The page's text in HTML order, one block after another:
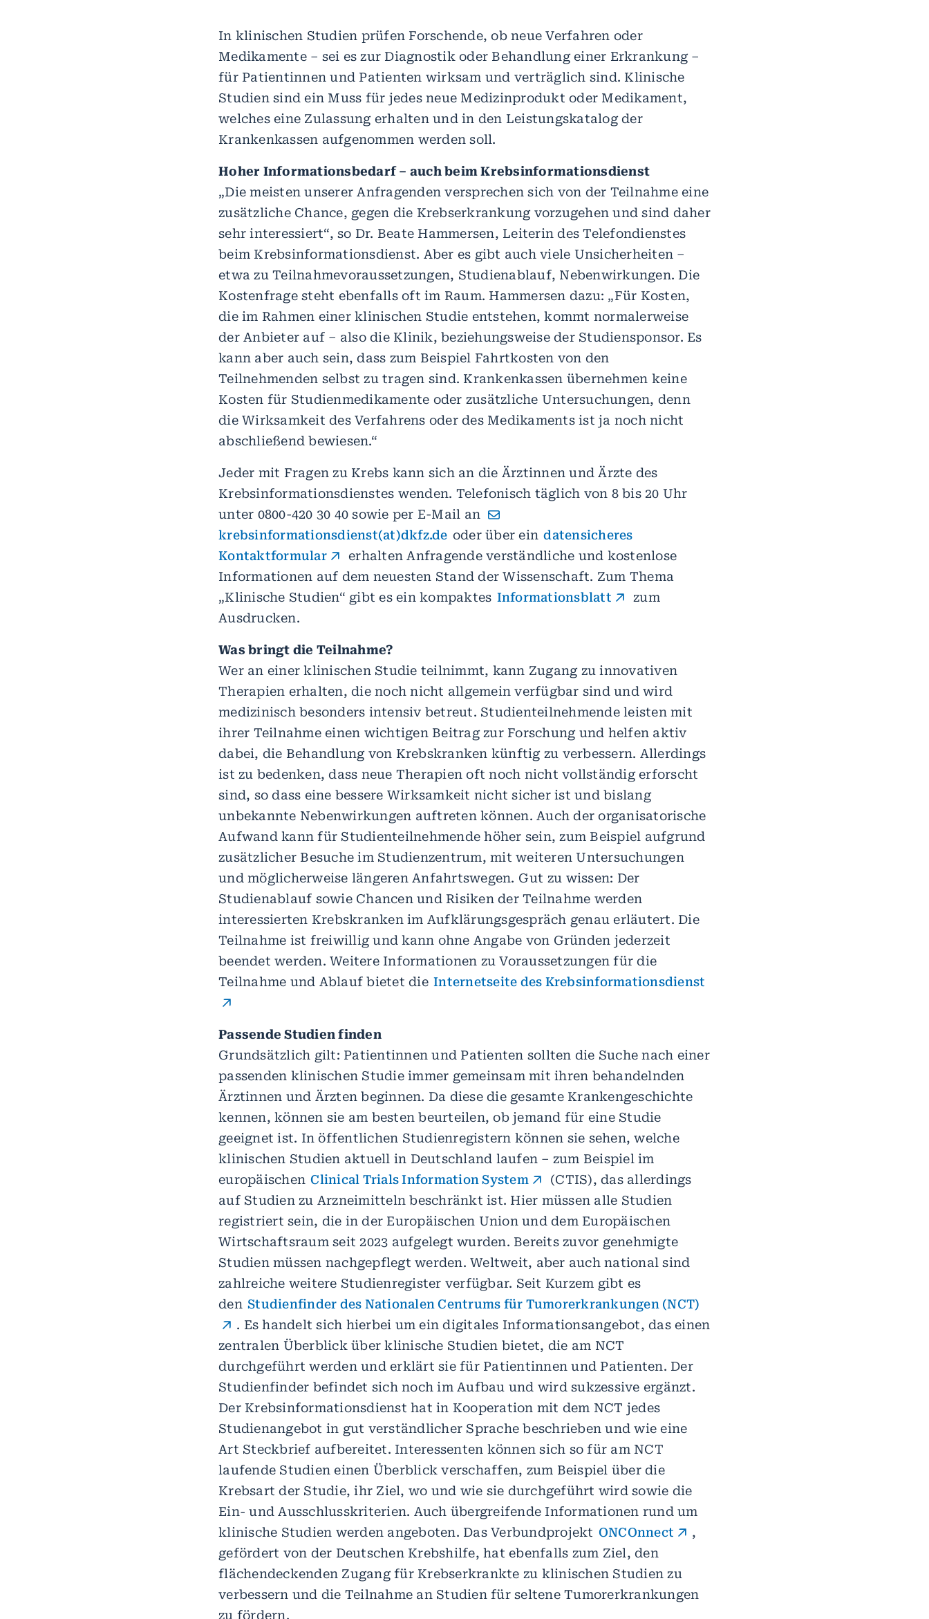
In klinischen Studien prüfen Forschende, ob neue Verfahren oder
Medikamente – sei es zur Diagnostik oder Behandlung einer Erkrankung –
für Patientinnen und Patienten wirksam und verträglich sind. Klinische
Studien sind ein Muss für jedes neue Medizinprodukt oder Medikament,
welches eine Zulassung erhalten und in den Leistungskatalog der
Krankenkassen aufgenommen werden soll.
Hoher Informationsbedarf – auch beim Krebsinformationsdienst
„Die meisten unserer Anfragenden versprechen sich von der Teilnahme eine
zusätzliche Chance, gegen die Krebserkrankung vorzugehen und sind daher
sehr interessiert“, so Dr. Beate Hammersen, Leiterin des Telefondienstes
beim Krebsinformationsdienst. Aber es gibt auch viele Unsicherheiten –
etwa zu Teilnahmevoraussetzungen, Studienablauf, Nebenwirkungen. Die
Kostenfrage steht ebenfalls oft im Raum. Hammersen dazu: „Für Kosten,
die im Rahmen einer klinischen Studie entstehen, kommt normalerweise
der Anbieter auf – also die Klinik, beziehungsweise der Studiensponsor. Es
kann aber auch sein, dass zum Beispiel Fahrtkosten von den
Teilnehmenden selbst zu tragen sind. Krankenkassen übernehmen keine
Kosten für Studienmedikamente oder zusätzliche Untersuchungen, denn
die Wirksamkeit des Verfahrens oder des Medikaments ist ja noch nicht
abschließend bewiesen.“
Jeder mit Fragen zu Krebs kann sich an die Ärztinnen und Ärzte des
Krebsinformationsdienstes wenden. Telefonisch täglich von 8 bis 20 Uhr
unter 0800-420 30 40 sowie per E-Mail an
krebsinformationsdienst(at)dkfz.de oder über ein datensicheres
Kontaktformular
erhalten Anfragende verständliche und kostenlose
Informationen auf dem neuesten Stand der Wissenschaft. Zum Thema
„Klinische Studien“ gibt es ein kompaktes Informationsblatt
zum
Ausdrucken.
Was bringt die Teilnahme?
Wer an einer klinischen Studie teilnimmt, kann Zugang zu innovativen
Therapien erhalten, die noch nicht allgemein verfügbar sind und wird
medizinisch besonders intensiv betreut. Studienteilnehmende leisten mit
ihrer Teilnahme einen wichtigen Beitrag zur Forschung und helfen aktiv
dabei, die Behandlung von Krebskranken künftig zu verbessern. Allerdings
ist zu bedenken, dass neue Therapien oft noch nicht vollständig erforscht
sind, so dass eine bessere Wirksamkeit nicht sicher ist und bislang
unbekannte Nebenwirkungen auftreten können. Auch der organisatorische
Aufwand kann für Studienteilnehmende höher sein, zum Beispiel aufgrund
zusätzlicher Besuche im Studienzentrum, mit weiteren Untersuchungen
und möglicherweise längeren Anfahrtswegen. Gut zu wissen: Der
Studienablauf sowie Chancen und Risiken der Teilnahme werden
interessierten Krebskranken im Aufklärungsgespräch genau erläutert. Die
Teilnahme ist freiwillig und kann ohne Angabe von Gründen jederzeit
beendet werden. Weitere Informationen zu Voraussetzungen für die
Teilnahme und Ablauf bietet die Internetseite des Krebsinformationsdienst
Passende Studien finden
Grundsätzlich gilt: Patientinnen und Patienten sollten die Suche nach einer
passenden klinischen Studie immer gemeinsam mit ihren behandelnden
Ärztinnen und Ärzten beginnen. Da diese die gesamte Krankengeschichte
kennen, können sie am besten beurteilen, ob jemand für eine Studie
geeignet ist. In öffentlichen Studienregistern können sie sehen, welche
klinischen Studien aktuell in Deutschland laufen – zum Beispiel im
europäischen Clinical Trials Information System
(CTIS), das allerdings
auf Studien zu Arzneimitteln beschränkt ist. Hier müssen alle Studien
registriert sein, die in der Europäischen Union und dem Europäischen
Wirtschaftsraum seit 2023 aufgelegt wurden. Bereits zuvor genehmigte
Studien müssen nachgepflegt werden. Weltweit, aber auch national sind
zahlreiche weitere Studienregister verfügbar. Seit Kurzem gibt es
den Studienfinder des Nationalen Centrums für Tumorerkrankungen (NCT)
. Es handelt sich hierbei um ein digitales Informationsangebot, das einen
zentralen Überblick über klinische Studien bietet, die am NCT
durchgeführt werden und erklärt sie für Patientinnen und Patienten. Der
Studienfinder befindet sich noch im Aufbau und wird sukzessive ergänzt.
Der Krebsinformationsdienst hat in Kooperation mit dem NCT jedes
Studienangebot in gut verständlicher Sprache beschrieben und wie eine
Art Steckbrief aufbereitet. Interessenten können sich so für am NCT
laufende Studien einen Überblick verschaffen, zum Beispiel über die
Krebsart der Studie, ihr Ziel, wo und wie sie durchgeführt wird sowie die
Ein- und Ausschlusskriterien. Auch übergreifende Informationen rund um
klinische Studien werden angeboten. Das Verbundprojekt ONCOnnect
,
gefördert von der Deutschen Krebshilfe, hat ebenfalls zum Ziel, den
flächendeckenden Zugang für Krebserkrankte zu klinischen Studien zu
verbessern und die Teilnahme an Studien für seltene Tumorerkrankungen
zu fördern.